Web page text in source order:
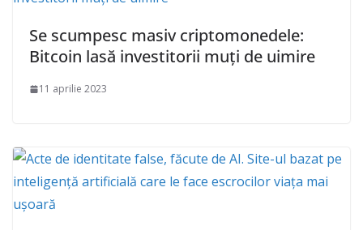
Se scumpesc masiv criptomonedele:
Bitcoin lasă investitorii muți de uimire
11 aprilie 2023